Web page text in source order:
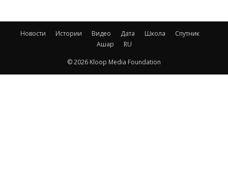
Новости Истории Видео Дата Школа
Спутник
Ашар
RU
© 2026 Kloop Media Foundation